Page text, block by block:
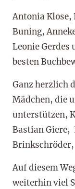
Antonia
Buning,
Leonie Gerdes
besten
Ganz herzlich
Mädchen, die
unterstützen,
Bastian Giere,
Brinkschröder,
Auf diesem
weiterhin viel